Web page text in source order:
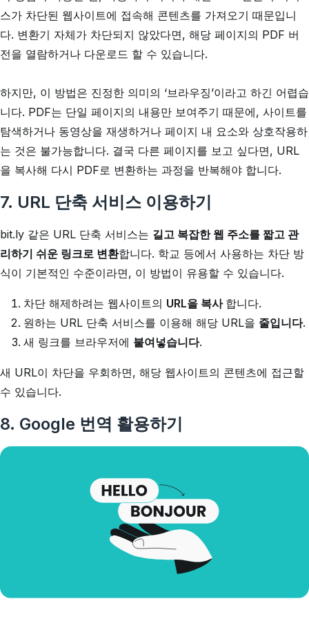
스가 차단된 웹사이트에 접속해 콘텐츠를 가져오기 때문입니
다. 변환기 자체가 차단되지 않았다면, 해당 페이지의 PDF 버
전을 열람하거나 다운로드 할 수 있습니다.
하지만, 이 방법은 진정한 의미의 ‘브라우징’이라고 하긴 어렵습
니다. PDF는 단일 페이지의 내용만 보여주기 때문에, 사이트를
탐색하거나 동영상을 재생하거나 페이지 내 요소와 상호작용하
는 것은 불가능합니다. 결국 다른 페이지를 보고 싶다면, URL
을 복사해 다시 PDF로 변환하는 과정을 반복해야 합니다.
7. URL 단축 서비스 이용하기
bit.ly 같은 URL 단축 서비스는 길고 복잡한 웹 주소를 짧고 관
리하기 쉬운 링크로 변환합니다. 학교 등에서 사용하는 차단 방
식이 기본적인 수준이라면, 이 방법이 유용할 수 있습니다.
차단 해제하려는 웹사이트의 URL을 복사 합니다.
원하는 URL 단축 서비스를 이용해 해당 URL을 줄입니다.
새 링크를 브라우저에 붙여넣습니다.
새 URL이 차단을 우회하면, 해당 웹사이트의 콘텐츠에 접근할
수 있습니다.
8. Google 번역 활용하기